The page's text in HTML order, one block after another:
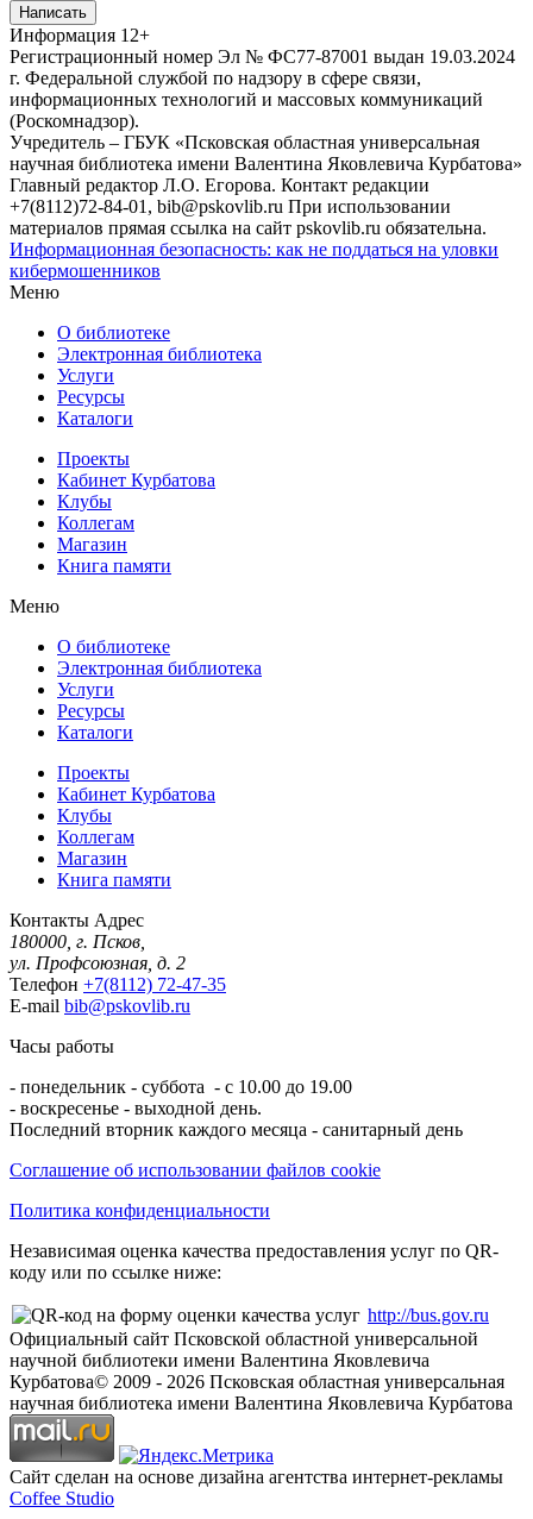
Написать
Информация 12+
Регистрационный номер Эл № ФС77-87001 выдан 19.03.2024
г. Федеральной службой по надзору в сфере связи,
информационных технологий и массовых коммуникаций
(Роскомнадзор).
Учредитель – ГБУК «Псковская областная универсальная
научная библиотека имени Валентина Яковлевича Курбатова»
Главный редактор Л.О. Егорова. Контакт редакции
+7(8112)72-84-01, bib@pskovlib.ru При использовании
материалов прямая ссылка на сайт pskovlib.ru обязательна.
Информационная безопасность: как не поддаться на уловки
кибермошенников
Меню
О библиотеке
Электронная библиотека
Услуги
Ресурсы
Каталоги
Проекты
Кабинет Курбатова
Клубы
Коллегам
Магазин
Книга памяти
Меню
О библиотеке
Электронная библиотека
Услуги
Ресурсы
Каталоги
Проекты
Кабинет Курбатова
Клубы
Коллегам
Магазин
Книга памяти
Контакты Адрес
180000, г. Псков,
ул. Профсоюзная, д. 2
Телефон +7(8112) 72-47-35
E-mail bib@pskovlib.ru
Часы работы
- понедельник - суббота - с 10.00 до 19.00
- воскресенье - выходной день.
Последний вторник каждого месяца - санитарный день
Соглашение об использовании файлов cookie
Политика конфиденциальности
Независимая оценка качества предоставления услуг по QR-
коду или по ссылке ниже:
http://bus.gov.ru
Официальный сайт Псковской областной универсальной
научной библиотеки имени Валентина Яковлевича
Курбатова© 2009 - 2026 Псковская областная универсальная
научная библиотека имени Валентина Яковлевича Курбатова
Сайт сделан на основе дизайна агентства интернет-рекламы
Coffee Studio